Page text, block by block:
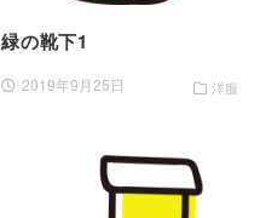
緑の靴下1
2019年9月25日 洋服